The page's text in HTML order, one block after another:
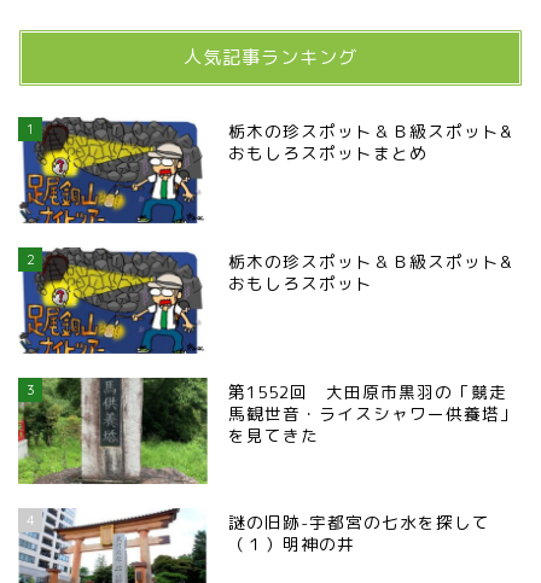
人気記事ランキング
1
栃木の珍スポット＆Ｂ級スポット&
おもしろスポットまとめ
2
栃木の珍スポット＆Ｂ級スポット&
おもしろスポット
3
第1552回 大田原市黒羽の「競走
馬観世音・ライスシャワー供養塔」
を見てきた
4
謎の旧跡-宇都宮の七水を探して
（１）明神の井